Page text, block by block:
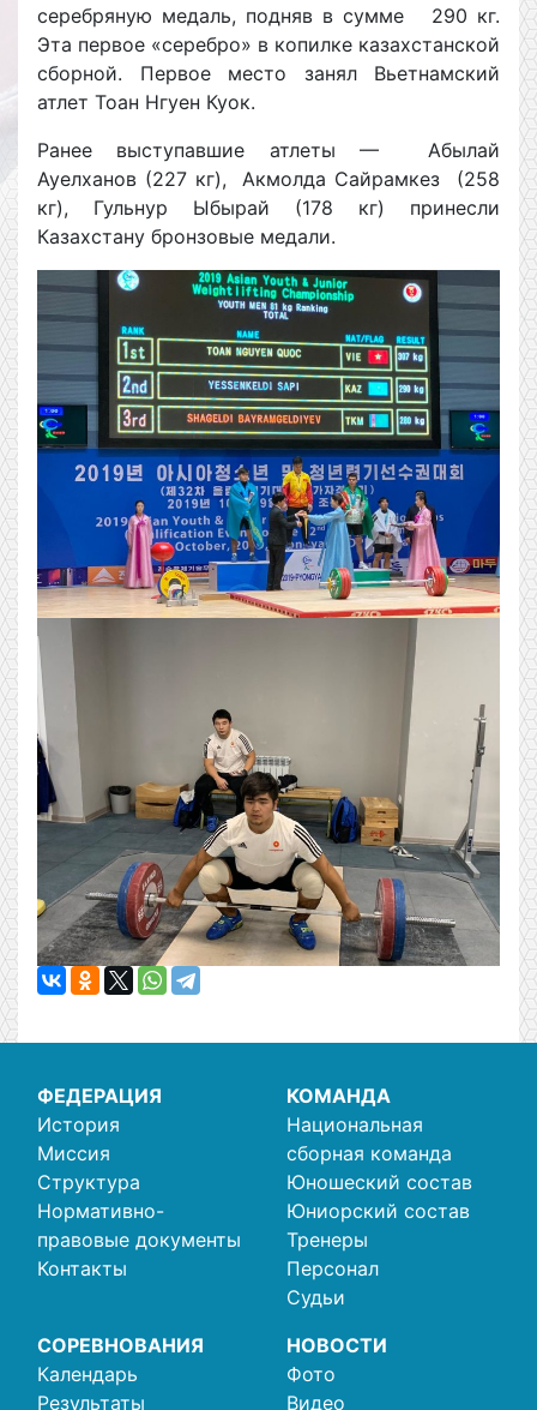
серебряную медаль, подняв в сумме 290 кг.
Эта первое «серебро» в копилке казахстанской
сборной. Первое место занял Вьетнамский
атлет Тоан Нгуен Куок.
Ранее выступавшие атлеты — Абылай
Ауелханов (227 кг), Акмолда Сайрамкез (258
кг), Гульнур Ыбырай (178 кг) принесли
Казахстану бронзовые медали.
ФЕДЕРАЦИЯ
История
Миссия
Структура
Нормативно-
правовые документы
Контакты
КОМАНДА
Национальная
сборная команда
Юношеский состав
Юниорский состав
Тренеры
Персонал
Судьи
СОРЕВНОВАНИЯ
Календарь
Результаты
НОВОСТИ
Фото
Видео